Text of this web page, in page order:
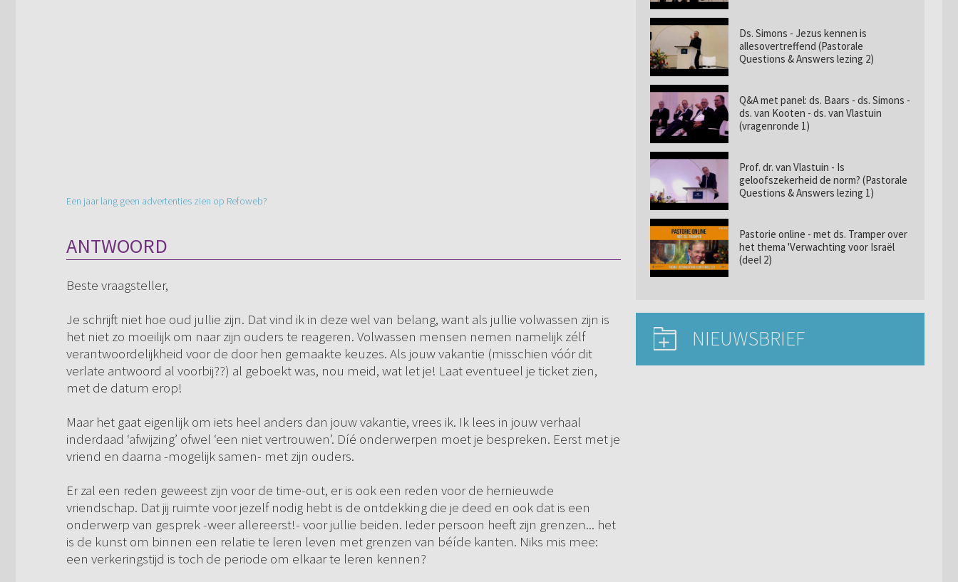
Een jaar lang geen advertenties zien op Refoweb?
ANTWOORD
Beste vraagsteller,
Je schrijft niet hoe oud jullie zijn. Dat vind ik in deze wel van belang, want als jullie volwassen zijn is
het niet zo moeilijk om naar zijn ouders te reageren. Volwassen mensen nemen namelijk zélf
verantwoordelijkheid voor de door hen gemaakte keuzes. Als jouw vakantie (misschien vóór dit
verlate antwoord al voorbij??) al geboekt was, nou meid, wat let je! Laat eventueel je ticket zien,
met de datum erop!
Maar het gaat eigenlijk om iets heel anders dan jouw vakantie, vrees ik. Ik lees in jouw verhaal
inderdaad ‘afwijzing’ ofwel ‘een niet vertrouwen’. Díé onderwerpen moet je bespreken. Eerst met je
vriend en daarna -mogelijk samen- met zijn ouders.
Er zal een reden geweest zijn voor de time-out, er is ook een reden voor de hernieuwde
vriendschap. Dat jij ruimte voor jezelf nodig hebt is de ontdekking die je deed en ook dat is een
onderwerp van gesprek -weer allereerst!- voor jullie beiden. Ieder persoon heeft zijn grenzen... het
is de kunst om binnen een relatie te leren leven met grenzen van béíde kanten. Niks mis mee:
een verkeringstijd is toch de periode om elkaar te leren kennen?
Ds. Simons - Jezus kennen is
allesovertreffend (Pastorale
Questions & Answers lezing 2)
Q&A met panel: ds. Baars - ds. Simons -
ds. van Kooten - ds. van Vlastuin
(vragenronde 1)
Prof. dr. van Vlastuin - Is
geloofszekerheid de norm? (Pastorale
Questions & Answers lezing 1)
Pastorie online - met ds. Tramper over
het thema 'Verwachting voor Israël
(deel 2)
NIEUWSBRIEF